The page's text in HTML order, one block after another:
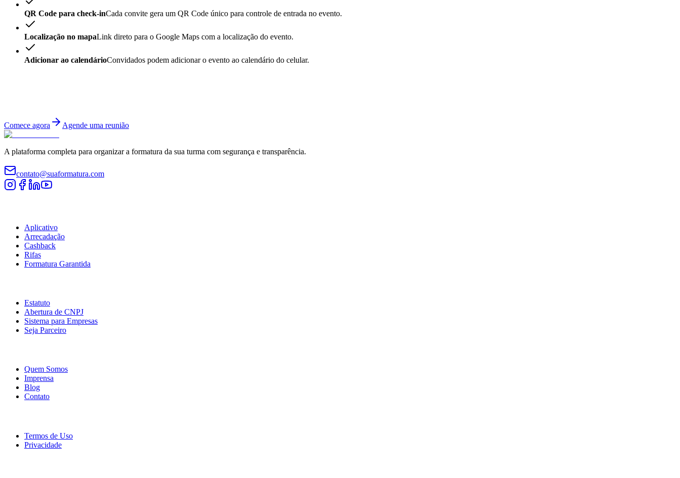
QR Code para check-inCada convite gera um QR Code único para controle de entrada no evento.
Localização no mapaLink direto para o Google Maps com a localização do evento.
Adicionar ao calendárioConvidados podem adicionar o evento ao calendário do celular.
Comece agora Agende uma reunião
A plataforma completa para organizar a formatura da sua turma com segurança e transparência.
contato@suaformatura.com
Aplicativo
Arrecadação
Cashback
Rifas
Formatura Garantida
Estatuto
Abertura de CNPJ
Sistema para Empresas
Seja Parceiro
Quem Somos
Imprensa
Blog
Contato
Termos de Uso
Privacidade